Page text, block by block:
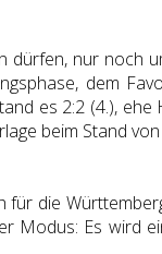
dürfen, nur noch
dem
es 2:2 (4.), ehe
beim Stand von
die
Modus: Es wird